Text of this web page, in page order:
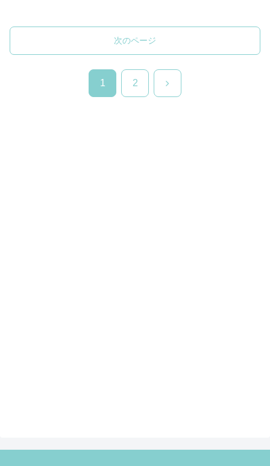
次のページ
1 2 次